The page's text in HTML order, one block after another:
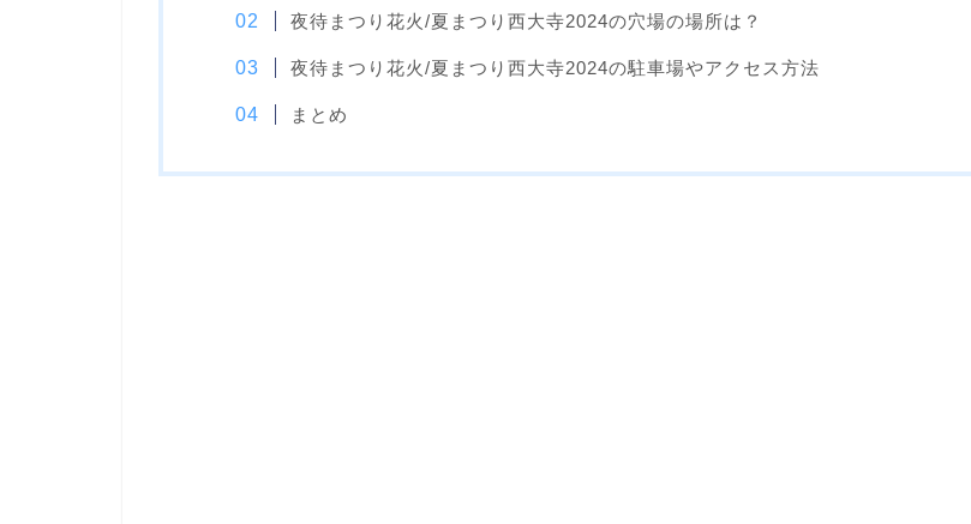
夜待まつり花火/夏まつり西大寺2024の穴場の場所は？
夜待まつり花火/夏まつり西大寺2024の駐車場やアクセス方法
まとめ